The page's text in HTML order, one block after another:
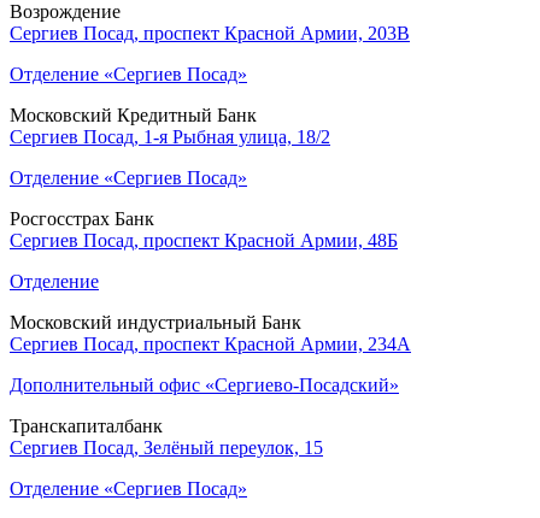
Возрождение
Сергиев Посад, проспект Красной Армии, 203В
Отделение «Сергиев Посад»
Московский Кредитный Банк
Сергиев Посад, 1-я Рыбная улица, 18/2
Отделение «Сергиев Посад»
Росгосстрах Банк
Сергиев Посад, проспект Красной Армии, 48Б
Отделение
Московский индустриальный Банк
Сергиев Посад, проспект Красной Армии, 234А
Дополнительный офис «Сергиево-Посадский»
Транскапиталбанк
Сергиев Посад, Зелёный переулок, 15
Отделение «Сергиев Посад»